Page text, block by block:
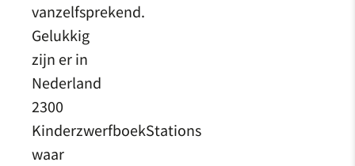
vanzelfsprekend.
Gelukkig
zijn er in
Nederland
2300
KinderzwerfboekStations
waar